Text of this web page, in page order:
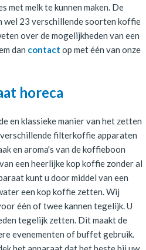
met melk te kunnen maken. De
wel 23 verschillende soorten koffie
over de mogelijkheden van een
dan contact op met één van onze
horeca
en klassieke manier van het zetten
filterkoffie apparaten
en aroma's van de koffieboon
een heerlijke kop koffie zonder al
kunt u door middel van een
een kop koffie zetten. Wij
één of twee kannen tegelijk. U
tegelijk zetten. Dit maakt de
evenementen of buffet gebruik.